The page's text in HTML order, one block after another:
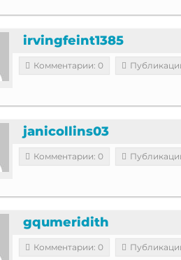
irvingfeint1385
Комментарии: 0
janicollins03
Комментарии: 0
gqumeridith
Комментарии: 0